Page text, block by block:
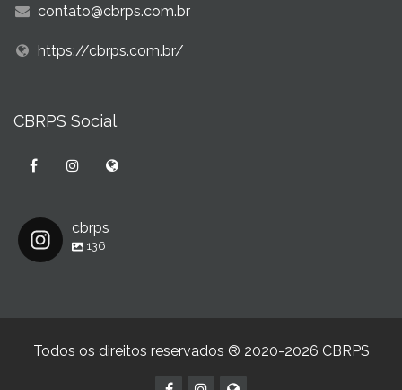
contato@cbrps.com.br
https://cbrps.com.br/
CBRPS Social
cbrps
136
Todos os direitos reservados ® 2020-2026 CBRPS